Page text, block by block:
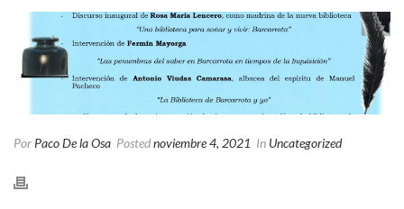
Por Paco De la Osa Postednoviembre 4, 2021 In Uncategorized